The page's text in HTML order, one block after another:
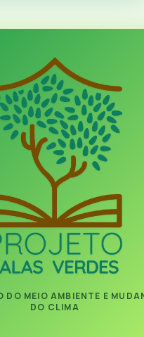
DO MEIO AMBIENTE E
DO CLIMA